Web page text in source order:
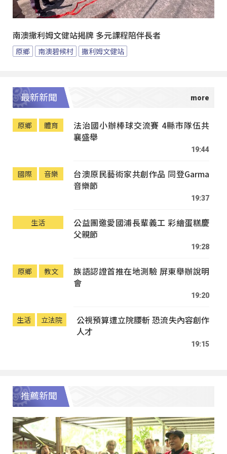
南澳撒利姆文健站揭牌 多元課程陪伴長者
原鄉 南澳碧候村 撒利姆文健站
最新新聞
原鄉 體育
法治國小辦棒球交流賽 4縣市隊伍共
襄盛舉
19:44
國際 音樂
台澳原民藝術家共創作品 同登Garma
音樂節
19:37
生活
公益團邀愛國浦長輩義工 彩繪蛋糕慶
父親節
19:28
原鄉 教文
族語認證首推在地測驗 屏東舉辦說明
會
19:20
生活 立法院
公視預算遭立院腰斬 恐流失內容創作
人才
19:15
推薦新聞